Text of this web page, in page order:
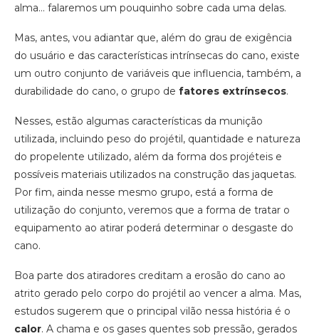
alma… falaremos um pouquinho sobre cada uma delas.
Mas, antes, vou adiantar que, além do grau de exigência
do usuário e das características intrínsecas do cano, existe
um outro conjunto de variáveis que influencia, também, a
durabilidade do cano, o grupo de fatores extrínsecos.
Nesses, estão algumas características da munição
utilizada, incluindo peso do projétil, quantidade e natureza
do propelente utilizado, além da forma dos projéteis e
possíveis materiais utilizados na construção das jaquetas.
Por fim, ainda nesse mesmo grupo, está a forma de
utilização do conjunto, veremos que a forma de tratar o
equipamento ao atirar poderá determinar o desgaste do
cano.
Boa parte dos atiradores creditam a erosão do cano ao
atrito gerado pelo corpo do projétil ao vencer a alma. Mas,
estudos sugerem que o principal vilão nessa história é o
calor. A chama e os gases quentes sob pressão, gerados